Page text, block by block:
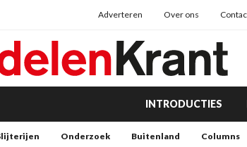
Adverteren Over ons
INTRODUCTIES
Onderzoek Buitenland Columns